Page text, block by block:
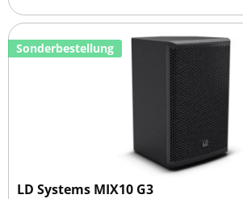
Sonderbestellung
LD Systems MIX10 G3